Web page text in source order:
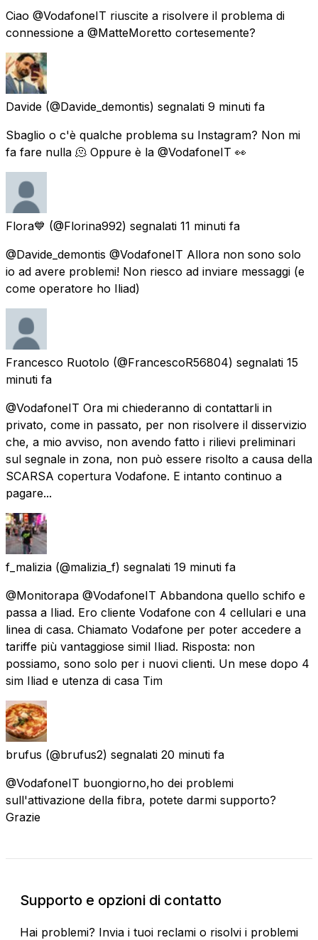
Ciao @VodafoneIT riuscite a risolvere il problema di
connessione a @MatteMoretto cortesemente?
Davide (@Davide_demontis) segnalati 9 minuti fa
Sbaglio o c'è qualche problema su Instagram? Non mi
fa fare nulla 🫠 Oppure è la @VodafoneIT 👀
Flora💙 (@Florina992) segnalati 11 minuti fa
@Davide_demontis @VodafoneIT Allora non sono solo
io ad avere problemi! Non riesco ad inviare messaggi (e
come operatore ho Iliad)
Francesco Ruotolo (@FrancescoR56804) segnalati 15
minuti fa
@VodafoneIT Ora mi chiederanno di contattarli in
privato, come in passato, per non risolvere il disservizio
che, a mio avviso, non avendo fatto i rilievi preliminari
sul segnale in zona, non può essere risolto a causa della
SCARSA copertura Vodafone. E intanto continuo a
pagare...
f_malizia (@malizia_f) segnalati 19 minuti fa
@Monitorapa @VodafoneIT Abbandona quello schifo e
passa a Iliad. Ero cliente Vodafone con 4 cellulari e una
linea di casa. Chiamato Vodafone per poter accedere a
tariffe più vantaggiose simil Iliad. Risposta: non
possiamo, sono solo per i nuovi clienti. Un mese dopo 4
sim Iliad e utenza di casa Tim
brufus (@brufus2) segnalati 20 minuti fa
@VodafoneIT buongiorno,ho dei problemi
sull'attivazione della fibra, potete darmi supporto?
Grazie
Supporto e opzioni di contatto
Hai problemi? Invia i tuoi reclami o risolvi i problemi